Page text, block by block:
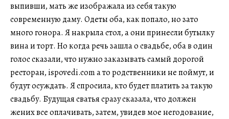
выпивши, мать же изображала из себя такую
современную даму. Одеты оба, как попало, но зато
много гонора. Я накрыла стол, а они принесли бутылку
вина и торт. Но когда речь зашла о свадьбе, оба в один
голос сказали, что нужно заказывать самый дорогой
ресторан, ispovedi.com а то родственники не поймут, и
будут осуждать. Я спросила, кто будет платить за такую
свадьбу. Будущая сватья сразу сказала, что должен
жених все оплачивать, затем, увидев мое негодование,